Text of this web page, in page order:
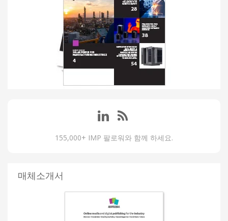
155,000+ IMP 팔로워와 함께 하세요.
매체소개서